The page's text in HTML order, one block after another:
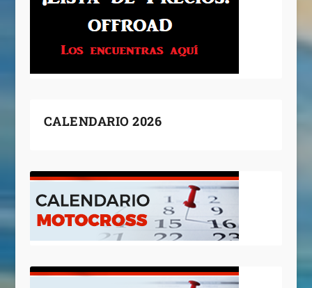
CALENDARIO 2026